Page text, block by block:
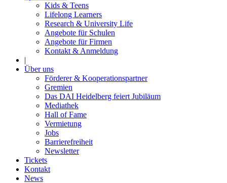
Kids & Teens
Lifelong Learners
Research & University Life
Angebote für Schulen
Angebote für Firmen
Kontakt & Anmeldung
|
Über uns
Förderer & Kooperationspartner
Gremien
Das DAI Heidelberg feiert Jubiläum
Mediathek
Hall of Fame
Vermietung
Jobs
Barrierefreiheit
Newsletter
Tickets
Kontakt
News